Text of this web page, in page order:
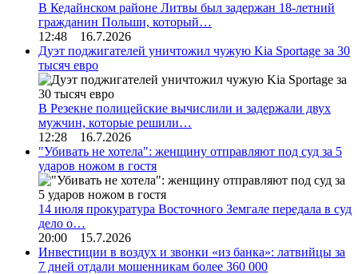
В Кедайнском районе Литвы был задержан 18-летний
гражданин Польши, который…
12:48 16.7.2026
Дуэт поджигателей уничтожил чужую Kia Sportage за 30
тысяч евро
В Резекне полицейские вычислили и задержали двух
мужчин, которые решили…
12:28 16.7.2026
"Убивать не хотела": женщину отправляют под суд за 5
ударов ножом в гостя
14 июля прокуратура Восточного Земгале передала в суд
дело о…
20:00 15.7.2026
Инвестиции в воздух и звонки «из банка»: латвийцы за
7 дней отдали мошенникам более 360 000